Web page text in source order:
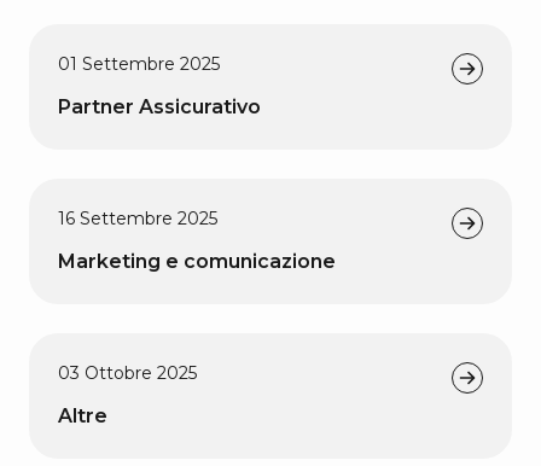
01 Settembre 2025
Partner Assicurativo
16 Settembre 2025
Marketing e comunicazione
03 Ottobre 2025
Altre